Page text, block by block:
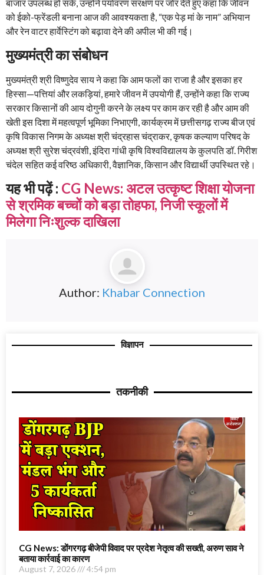
बाजार उपलब्ध हो सके, उन्होंने पर्यावरण संरक्षण पर जोर देते हुए कहा कि जीवन
को ईको-फ्रेंडली बनाना आज की आवश्यकता है, “एक पेड़ मां के नाम” अभियान
और रेन वाटर हार्वेस्टिंग को बढ़ावा देने की अपील भी की गई।
मुख्यमंत्री का संबोधन
मुख्यमंत्री श्री विष्णुदेव साय ने कहा कि आम फलों का राजा है और इसका हर
हिस्सा—पत्तियां और लकड़ियां, हमारे जीवन में उपयोगी हैं, उन्होंने कहा कि राज्य
सरकार किसानों की आय दोगुनी करने के लक्ष्य पर काम कर रही है और आम की
खेती इस दिशा में महत्वपूर्ण भूमिका निभाएगी, कार्यक्रम में छत्तीसगढ़ राज्य बीज एवं
कृषि विकास निगम के अध्यक्ष श्री चंद्रहास चंद्राकर, कृषक कल्याण परिषद के
अध्यक्ष श्री सुरेश चंद्रवंशी, इंदिरा गांधी कृषि विश्वविद्यालय के कुलपति डॉ. गिरीश
चंदेल सहित कई वरिष्ठ अधिकारी, वैज्ञानिक, किसान और विद्यार्थी उपस्थित रहे।
यह भी पढ़ें : CG News: अटल उत्कृष्ट शिक्षा योजना
से श्रमिक बच्चों को बड़ा तोहफा, निजी स्कूलों में
मिलेगा निःशुल्क दाखिला
Author: Khabar Connection
विज्ञापन
तकनीकी
CG News: डोंगरगढ़ बीजेपी विवाद पर प्रदेश नेतृत्व की सख्ती, अरुण साव ने
बताया कार्रवाई का कारण
August 7, 2026 4:54 pm